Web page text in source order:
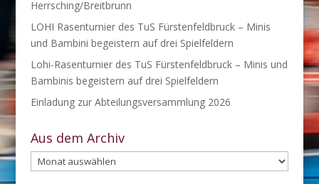
Herrsching/Breitbrunn
LOHI Rasenturnier des TuS Fürstenfeldbruck – Minis
und Bambini begeistern auf drei Spielfeldern
Lohi-Rasenturnier des TuS Fürstenfeldbruck – Minis und
Bambinis begeistern auf drei Spielfeldern
Einladung zur Abteilungsversammlung 2026
Aus dem Archiv
Aus
dem